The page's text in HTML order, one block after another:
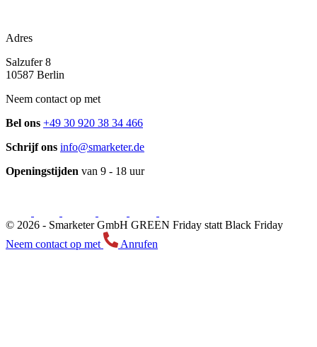
Adres
Salzufer 8
10587 Berlin
Neem contact op met
Bel ons +49 30 920 38 34 466
Schrijf ons info@smarketer.de
Openingstijden van 9 - 18 uur
© 2026 - Smarketer GmbH GREEN Friday statt Black Friday
Neem contact op met
Anrufen